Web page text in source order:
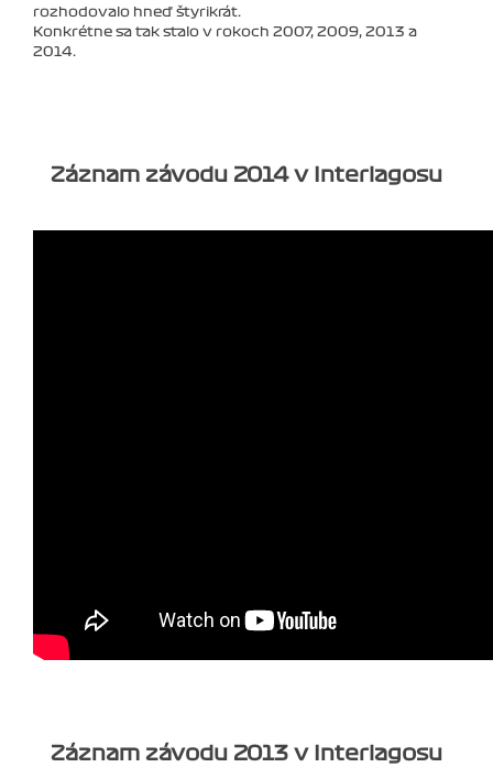
rozhodovalo hneď štyrikrát.
Konkrétne sa tak stalo v rokoch 2007, 2009, 2013 a
2014.
Záznam závodu 2014 v Interlagosu
Záznam závodu 2013 v Interlagosu